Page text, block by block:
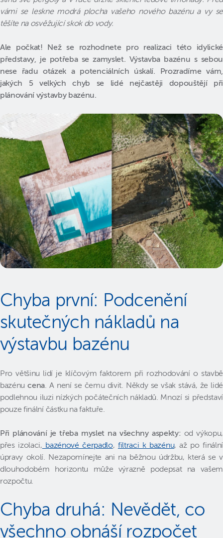
vámi se leskne modrá plocha vašeho nového bazénu a vy se
těšíte na osvěžující skok do vody.
Ale počkat! Než se rozhodnete pro realizaci této idylické
představy, je potřeba se zamyslet. Výstavba bazénu s sebou
nese řadu otázek a potenciálních úskalí. Prozradíme vám,
jakých 5 velkých chyb se lidé nejčastěji dopouštějí při
plánování výstavby bazénu.
Chyba první: Podcenění
skutečných nákladů na
výstavbu bazénu
Pro většinu lidí je klíčovým faktorem při rozhodování o stavbě
bazénucena. A není se čemu divit. Někdy se však stává, že lidé
podlehnou iluzi nízkých počátečních nákladů. Mnozí si představí
pouze finální částku na faktuře.
Při plánování je třeba myslet na všechny aspekty: od výkopu,
přes izolaci, bazénové čerpadlo, filtraci k bazénu, až po finální
úpravy okolí. Nezapomínejte ani na běžnou údržbu, která se v
dlouhodobém horizontu může výrazně podepsat na vašem
rozpočtu.
Chyba druhá: Nevědět, co
všechno obnáší rozpočet